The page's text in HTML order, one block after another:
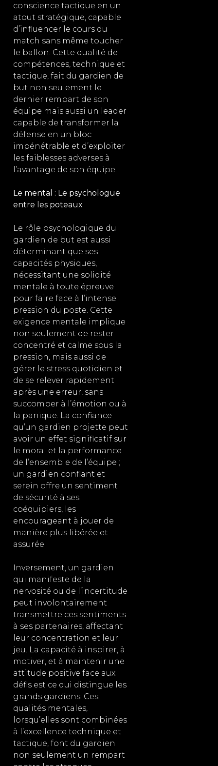
conscience tactique en un
atout stratégique, capable
d’influencer le cours du
match sans même toucher
le ballon. Cette dualité de
compétences, technique et
tactique, fait du gardien de
but non seulement le
dernier rempart de son
équipe mais aussi un leader
capable de transformer la
défense en un bloc
impénétrable et d’exploiter
les faiblesses adverses à
l’avantage de son équipe.
Le mental : Le psychologue
entre les poteaux
Le rôle psychologique du
gardien de but est aussi
déterminant que ses
capacités physiques,
nécessitant une solidité
mentale à toute épreuve
pour faire face à l’intense
pression du poste. Cette
exigence mentale implique
non seulement de rester
concentré et calme sous la
pression, mais aussi de
gérer le stress quotidien et
de se relever rapidement
après une erreur, sans
succomber à l’émotion ou à
la panique. La confiance
qu’un gardien projette peut
avoir un effet significatif sur
le moral et la performance
de l’ensemble de l’équipe ;
un gardien confiant et
serein offre un sentiment
de sécurité à ses
coéquipiers, les
encourageant à jouer de
manière plus libérée et
assurée.
Inversement, un gardien
qui manifeste de la
nervosité ou de l’incertitude
peut involontairement
transmettre ces sentiments
à ses partenaires, affectant
leur concentration et leur
jeu. La capacité à inspirer, à
motiver, et à maintenir une
attitude positive face aux
défis est ce qui distingue les
grands gardiens. Ces
qualités mentales,
lorsqu’elles sont combinées
à l’excellence technique et
tactique, font du gardien
non seulement un rempart